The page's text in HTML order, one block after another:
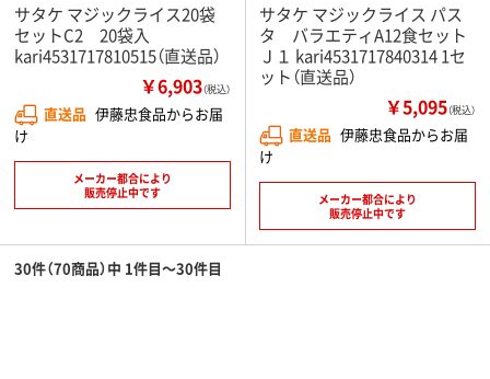
サタケ マジックライス20袋
セットC2 20袋入
kari4531717810515（直送品）
￥6,903（税込）
直送品 伊藤忠食品からお届
け
メーカー都合により
販売停止中です
サタケ マジックライス パス
タ バラエティA12食セット
Ｊ１ kari4531717840314 1セ
ット（直送品）
￥5,095（税込）
直送品 伊藤忠食品からお届
け
メーカー都合により
販売停止中です
30件（70商品）中 1件目～30件目